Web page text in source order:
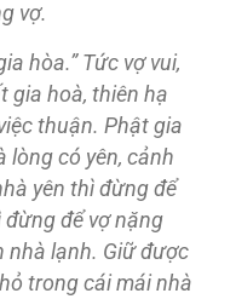
vợ.
hòa.” Tức vợ vui,
gia hoà, thiên hạ
thuận. Phật gia
lòng có yên, cảnh
yên thì đừng để
đừng để vợ nặng
nhà lạnh. Giữđược
trong cái mái nhà